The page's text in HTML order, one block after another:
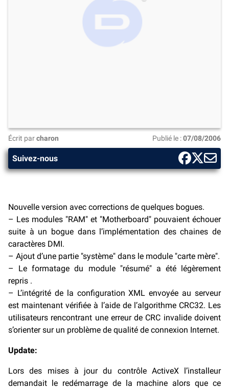
Écrit parcharon Publié le :07/08/2006
Suivez-nous
Nouvelle version avec corrections de quelques bogues.
– Les modules "RAM" et "Motherboard" pouvaient échouer
suite à un bogue dans l’implémentation des chaines de
caractères DMI.
– Ajout d’une partie "système" dans le module "carte mère".
– Le formatage du module "résumé" a été légèrement
repris .
– L’intégrité de la configuration XML envoyée au serveur
est maintenant vérifiée à l’aide de l’algorithme CRC32. Les
utilisateurs rencontrant une erreur de CRC invalide doivent
s’orienter sur un problème de qualité de connexion Internet.
Update:
Lors des mises à jour du contrôle ActiveX l’installeur
demandait le redémarrage de la machine alors que ce